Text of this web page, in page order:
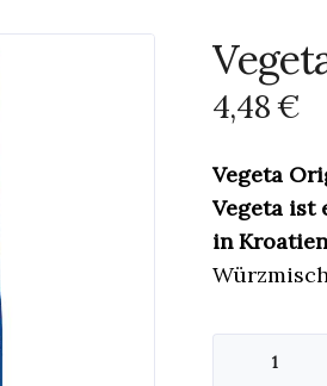
4,48€
Vegeta
Vegeta ist
in
Vegeta